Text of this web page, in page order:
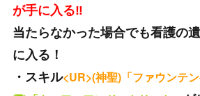
が手に入る‼
当たらなかった場合でも看護の
に入る！
・スキル<UR>(神聖)「ファウンテン